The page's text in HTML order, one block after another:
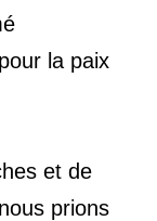
la paix
et de
prions